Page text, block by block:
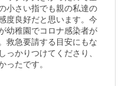
小さい指でも親の私達の
度良好だと思います。今
幼稚園でコロナ感染者が
救急要請する目安にもな
っかりつけてくださり、
ったです。